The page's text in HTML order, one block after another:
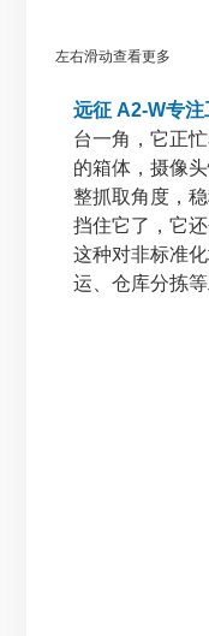
左右滑动查看更多
远征 A2-W专
台一角，它正
的箱体，摄像
整抓取角度，
挡住它了，它还
这种对非标准
运、仓库分拣